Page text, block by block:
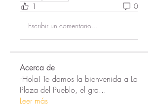
1 0
Escribir un comentario...
Acerca de
¡Hola! Te damos la bienvenida a La
Plaza del Pueblo, el gra...
Leer más